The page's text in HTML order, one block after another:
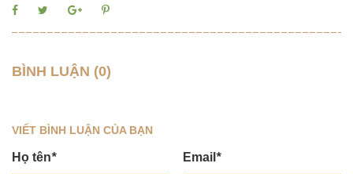
BÌNH LUẬN (0)
VIẾT BÌNH LUẬN CỦA BẠN
Họ tên* Email*